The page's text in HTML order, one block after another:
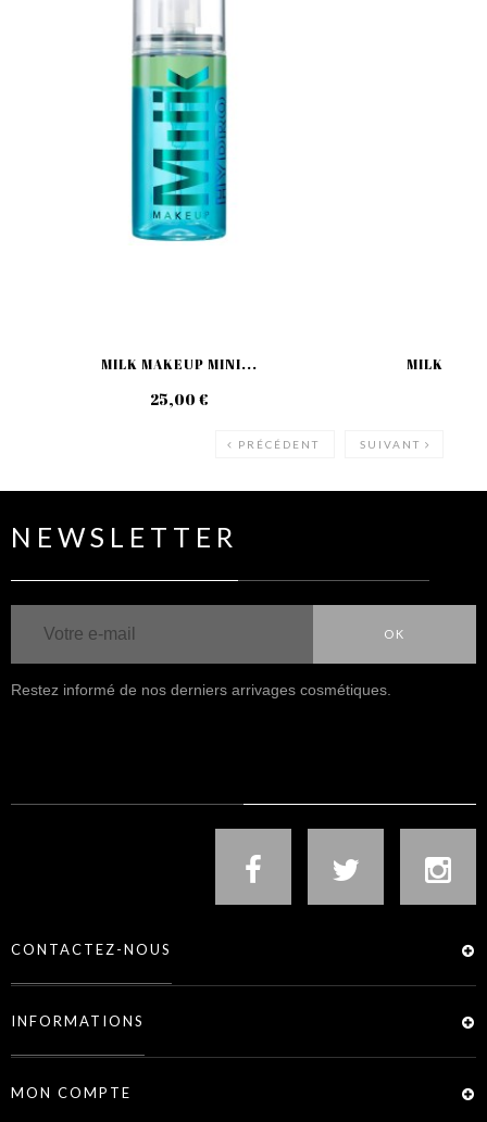
MILK MAKEUP MINI...
25,00 €
MILK
PRÉCÉDENT SUIVANT
NEWSLETTER
OK
Restez informé de nos derniers arrivages cosmétiques.
CONTACTEZ-NOUS
INFORMATIONS
MON COMPTE